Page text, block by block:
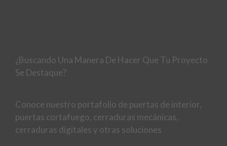
¿Buscando Una Manera De Hacer Que Tu Proyecto
Se Destaque?
Conoce nuestro portafolio de puertas de interior,
puertas cortafuego, cerraduras mecánicas,
cerraduras digitales y otras soluciones